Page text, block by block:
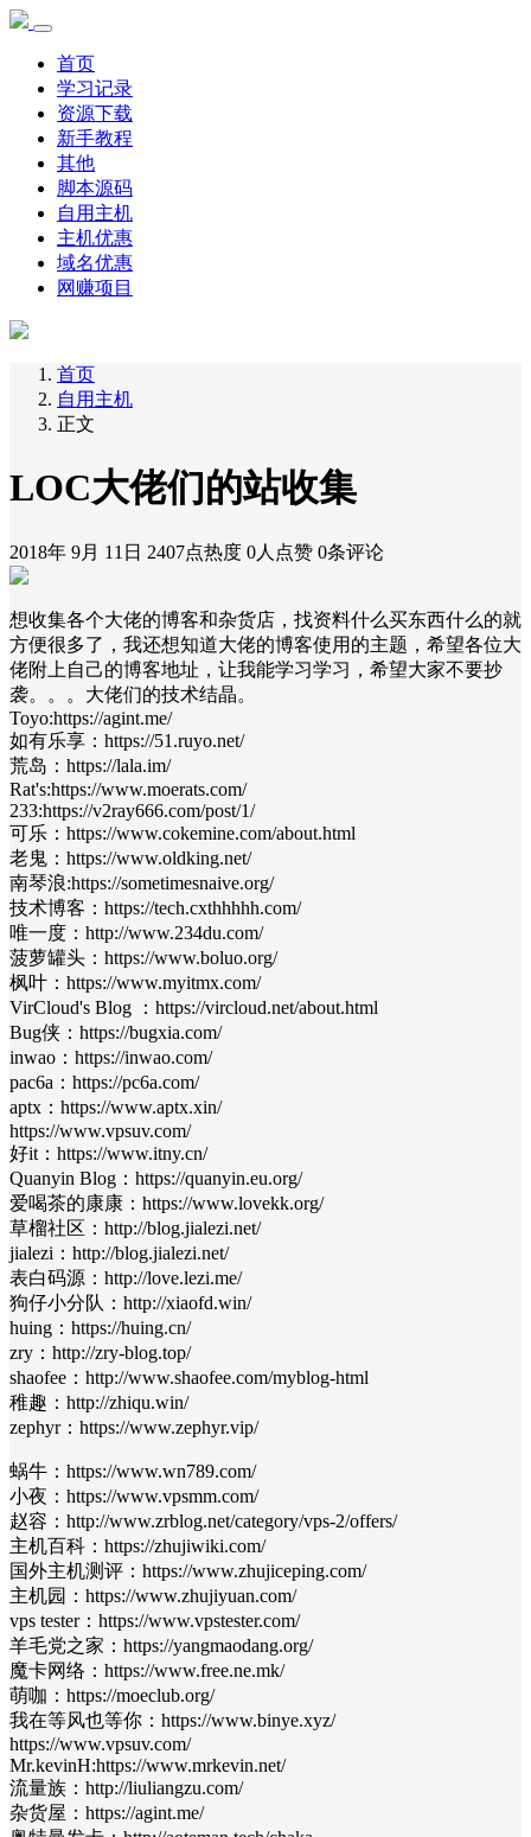
首页
学习记录
资源下载
新手教程
其他
脚本源码
自用主机
主机优惠
域名优惠
网赚项目
首页
自用主机
正文
LOC大佬们的站收集
2018年 9月 11日 2407点热度 0人点赞 0条评论
想收集各个大佬的博客和杂货店，找资料什么买东西什么的就
方便很多了，我还想知道大佬的博客使用的主题，希望各位大
佬附上自己的博客地址，让我能学习学习，希望大家不要抄
袭。。。大佬们的技术结晶。
Toyo:https://agint.me/
如有乐享：https://51.ruyo.net/
荒岛：https://lala.im/
Rat's:https://www.moerats.com/
233:https://v2ray666.com/post/1/
可乐：https://www.cokemine.com/about.html
老鬼：https://www.oldking.net/
南琴浪:https://sometimesnaive.org/
技术博客：https://tech.cxthhhhh.com/
唯一度：http://www.234du.com/
菠萝罐头：https://www.boluo.org/
枫叶：https://www.myitmx.com/
VirCloud's Blog ：https://vircloud.net/about.html
Bug侠：https://bugxia.com/
inwao：https://inwao.com/
pac6a：https://pc6a.com/
aptx：https://www.aptx.xin/
https://www.vpsuv.com/
好it：https://www.itny.cn/
Quanyin Blog：https://quanyin.eu.org/
爱喝茶的康康：https://www.lovekk.org/
草榴社区：http://blog.jialezi.net/
jialezi：http://blog.jialezi.net/
表白码源：http://love.lezi.me/
狗仔小分队：http://xiaofd.win/
huing：https://huing.cn/
zry：http://zry-blog.top/
shaofee：http://www.shaofee.com/myblog-html
稚趣：http://zhiqu.win/
zephyr：https://www.zephyr.vip/
蜗牛：https://www.wn789.com/
小夜：https://www.vpsmm.com/
赵容：http://www.zrblog.net/category/vps-2/offers/
主机百科：https://zhujiwiki.com/
国外主机测评：https://www.zhujiceping.com/
主机园：https://www.zhujiyuan.com/
vps tester：https://www.vpstester.com/
羊毛党之家：https://yangmaodang.org/
魔卡网络：https://www.free.ne.mk/
萌咖：https://moeclub.org/
我在等风也等你：https://www.binye.xyz/
https://www.vpsuv.com/
Mr.kevinH:https://www.mrkevin.net/
流量族：http://liuliangzu.com/
杂货屋：https://agint.me/